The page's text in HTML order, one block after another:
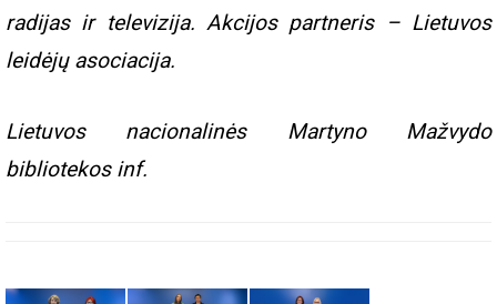
radijas ir televizija. Akcijos partneris – Lietuvos
leidėjų asociacija.
Lietuvos nacionalinės Martyno Mažvydo
bibliotekos inf.